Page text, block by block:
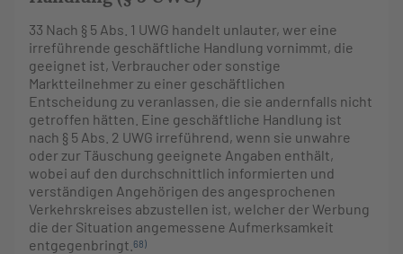
33 Nach § 5 Abs. 1 UWG handelt unlauter, wer eine
irreführende geschäftliche Handlung vornimmt, die
geeignet ist, Verbraucher oder sonstige
Marktteilnehmer zu einer geschäftlichen
Entscheidung zu veranlassen, die sie andernfalls nicht
getroffen hätten. Eine geschäftliche Handlung ist
nach § 5 Abs. 2 UWG irreführend, wenn sie unwahre
oder zur Täuschung geeignete Angaben enthält,
wobei auf den durchschnittlich informierten und
verständigen Angehörigen des angesprochenen
Verkehrskreises abzustellen ist, welcher der Werbung
die der Situation angemessene Aufmerksamkeit
entgegenbringt. 68)